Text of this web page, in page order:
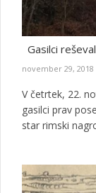
Gasilci
november 29, 2018
V četrtek, 22.
gasilci prav
star rimski